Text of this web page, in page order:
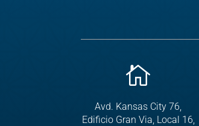

Avd. Kansas City 76,
Edificio Gran Via, Local 16,